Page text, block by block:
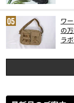
ワ
の
ラ